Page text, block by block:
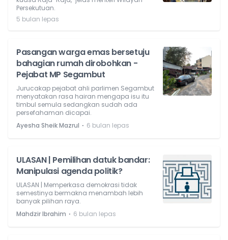
Persekutuan.
5 bulan lepas
Pasangan warga emas bersetuju
bahagian rumah dirobohkan -
Pejabat MP Segambut
Jurucakap pejabat ahli parlimen Segambut
menyatakan rasa hairan mengapa isu itu
timbul semula sedangkan sudah ada
persefahaman dicapai.
Ayesha Sheik Mazrul ⋅ 6 bulan lepas
ULASAN | Pemilihan datuk bandar:
Manipulasi agenda politik?
ULASAN | Memperkasa demokrasi tidak
semestinya bermakna menambah lebih
banyak pilihan raya.
Mahdzir Ibrahim ⋅ 6 bulan lepas